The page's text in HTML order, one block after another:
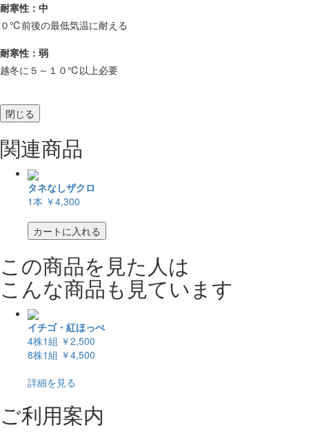
耐寒性：中
０℃前後の最低気温に耐える
耐寒性：弱
越冬に５～１０℃以上必要
閉じる
関連商品
タネなしザクロ
1本 ￥4,300
カートに入れる
この商品を見た人は
こんな商品も見ています
イチゴ・紅ほっぺ
4株1組 ￥2,500
8株1組 ￥4,500
詳細を見る
ご利用案内